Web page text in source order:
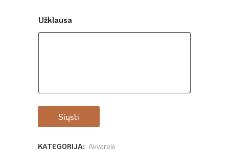
Užklausa
Siųsti
KATEGORIJA: Akvarelė